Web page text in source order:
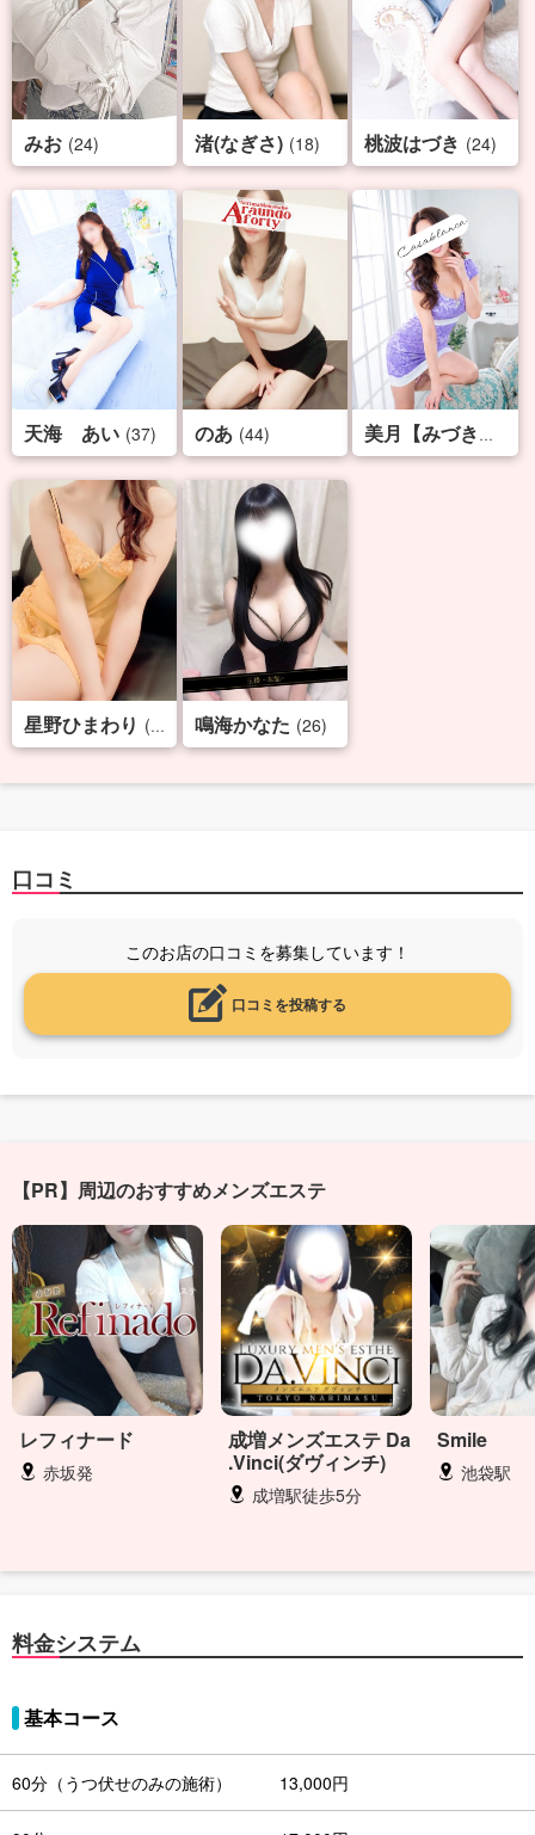
みお (24) 渚(なぎさ) (18) 桃波はづき (24)
天海 あい (37) のあ (44) 美月【みづき】
星野ひまわり (35) 鳴海かなた (26)
口コミ
このお店の口コミを募集しています！
口コミを投稿する
【PR】周辺のおすすめメンズエステ
レフィナード
赤坂発
成増メンズエステ Da
.Vinci(ダヴィンチ)
成増駅徒歩5分
Smile
池袋駅
料金システム
基本コース
60分（うつ伏せのみの施術） 13,000円